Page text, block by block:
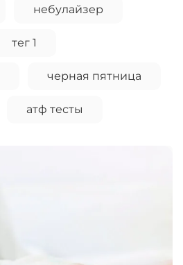
небулайзер
тег 1
черная пятница
атф тесты